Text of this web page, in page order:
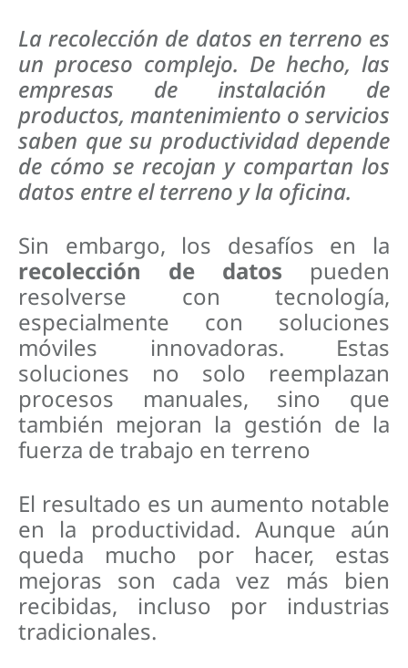
La recolección de datos en terreno es
un proceso complejo. De hecho, las
empresas de instalación de
productos, mantenimiento o servicios
saben que su productividad depende
de cómo se recojan y compartan los
datos entre el terreno y la oficina.
Sin embargo, los desafíos en la
recolección de datos pueden
resolverse con tecnología,
especialmente con soluciones
móviles innovadoras. Estas
soluciones no solo reemplazan
procesos manuales, sino que
también mejoran la gestión de la
fuerza de trabajo en terreno
El resultado es un aumento notable
en la productividad. Aunque aún
queda mucho por hacer, estas
mejoras son cada vez más bien
recibidas, incluso por industrias
tradicionales.